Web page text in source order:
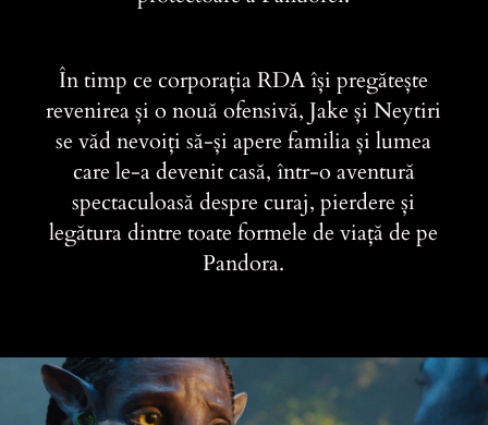
În timp ce corporația RDA își pregătește
revenirea și o nouă ofensivă, Jake și Neytiri
se văd nevoiți să-și apere familia și lumea
care le-a devenit casă, într-o aventură
spectaculoasă despre curaj, pierdere și
legătura dintre toate formele de viață de pe
Pandora.